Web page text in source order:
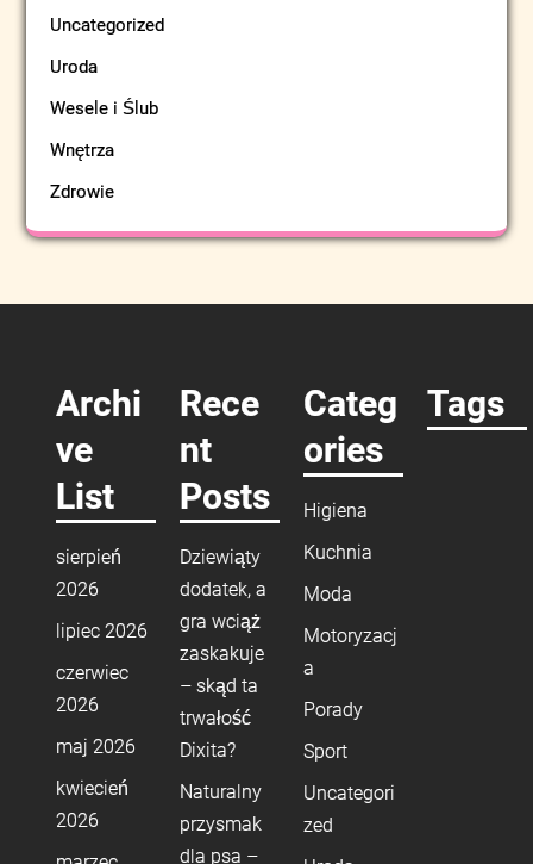
Uncategorized
Uroda
Wesele i Ślub
Wnętrza
Zdrowie
Archi
ve
List
sierpień
2026
lipiec 2026
czerwiec
2026
maj 2026
kwiecień
2026
Rece
nt
Posts
Dziewiąty
dodatek, a
gra wciąż
zaskakuje
– skąd ta
trwałość
Dixita?
Naturalny
przysmak
dla psa –
Categ
ories
Higiena
Kuchnia
Moda
Motoryzacj
a
Porady
Sport
Uncategori
zed
Tags